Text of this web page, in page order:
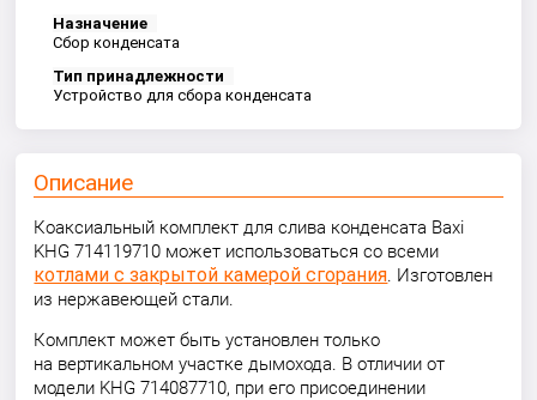
Назначение
Сбор конденсата
Тип принадлежности
Устройство для сбора конденсата
Описание
Коаксиальный комплект для слива конденсата Baxi
KHG 714119710 может использоваться со всеми
котлами с закрытой камерой сгорания. Изготовлен
из нержавеющей стали.
Комплект может быть установлен только
на вертикальном участке дымохода. В отличии от
модели KHG 714087710, при его присоединении